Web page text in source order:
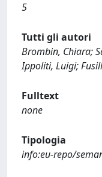
5
Tutti gli autori
Brombin, Chiara;
Ippoliti, Luigi;
Fulltext
none
Tipologia
info:eu-repo/